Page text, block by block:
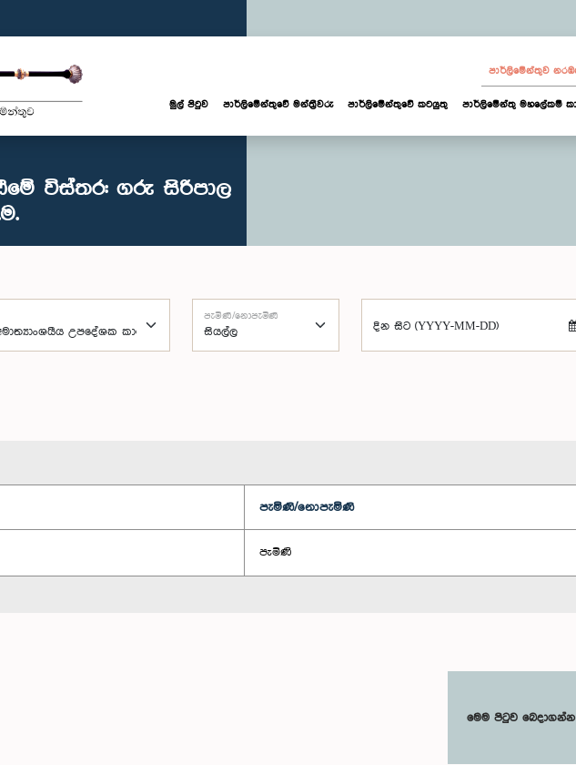
පාර්ලි‌මේන්තුව
මුල් පිටුව පාර්ලි‌මේන්තුවේ මන්ත්‍රීවරු පාර්ලිමේන්තුවේ කටයුතු පාර්ලිමේන්තු මහලේකම්
විස්තර: ගරු සිරිපාල
පැමිණි/නොපැමිණි
දින සිට (YYYY-MM-DD)
පැමිණි/නොපැමිණි
පැමිණි
මෙම පිටුව බෙදාගන්න